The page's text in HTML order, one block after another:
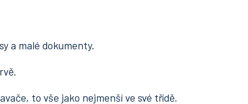
a malé dokumenty.
to vše jako nejmenší ve své třídě.